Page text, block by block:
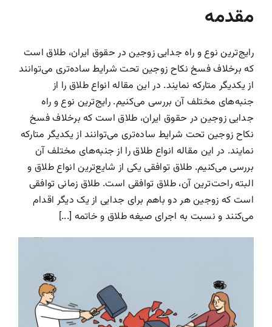
مقدمه
رایج‌ترین نوع و راه جدایی زوجین در حقوق ایران، طلاق است
که برخلاف فسخ نکاح زوجین تحت شرایط ساده‌تری می‌توانند
از یکدیگر متارکه نمایند. در این مقاله انواع طلاق را از
جنبه‌های مختلف آن بررسی می‌کنیم. رایج‌ترین نوع و راه
جدایی زوجین در حقوق ایران، طلاق است که برخلاف فسخ
نکاح زوجین تحت شرایط ساده‌تری می‌توانند از یکدیگر متارکه
نمایند. در این مقاله انواع طلاق را از جنبه‌های مختلف آن
بررسی می‌کنیم. طلاق توافقی یکی از شایع‌ترین انواع طلاق و
البته راحت‌ترین آن، طلاق توافقی است. طلاق زمانی توافقی
است که زوجین هر دو باهم برای جدایی از یک دیگر اقدام
می‌کنند و نسبت به اجرای صیغه طلاق و خاتمه [...]